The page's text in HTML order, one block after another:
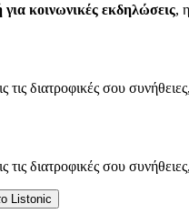
για κοινωνικές εκδηλώσεις,
τις διατροφικές σου
τις διατροφικές σου
Listonic